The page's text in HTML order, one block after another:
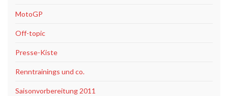
MotoGP
Off-topic
Presse-Kiste
Renntrainings und co.
Saisonvorbereitung 2011